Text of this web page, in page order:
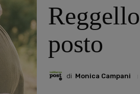
posto
di Monica Campani